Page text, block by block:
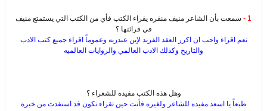
1 -
سمعت بأن الشاعر منيف منقره يقراء الكتب فأي من الكتب التي يستمتع منيف
في قرائتها ؟
نعم اقراء واحب ان اكرر العقد الفريد لإبن عبدربه وعموماً اقراء جميع كتب الادب
والتاريخ وكذلك الادب العالمي والروايات العالميه
وهل هذه الكتب مفيده للشعراء ؟
طبعاً يا اسعد مفيده للشاعر ولغيره فأنت حين تقراء تكون قد استفدت من خبرة